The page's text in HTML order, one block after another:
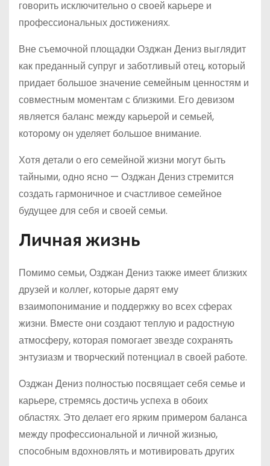
говорить исключительно о своей карьере и
профессиональных достижениях.
Вне съемочной площадки Озджан Дениз выглядит
как преданный супруг и заботливый отец, который
придает большое значение семейным ценностям и
совместным моментам с близкими. Его девизом
является баланс между карьерой и семьей,
которому он уделяет большое внимание.
Хотя детали о его семейной жизни могут быть
тайными, одно ясно — Озджан Дениз стремится
создать гармоничное и счастливое семейное
будущее для себя и своей семьи.
Личная жизнь
Помимо семьи, Озджан Дениз также имеет близких
друзей и коллег, которые дарят ему
взаимопонимание и поддержку во всех сферах
жизни. Вместе они создают теплую и радостную
атмосферу, которая помогает звезде сохранять
энтузиазм и творческий потенциал в своей работе.
Озджан Дениз полностью посвящает себя семье и
карьере, стремясь достичь успеха в обоих
областях. Это делает его ярким примером баланса
между профессиональной и личной жизнью,
способным вдохновлять и мотивировать других